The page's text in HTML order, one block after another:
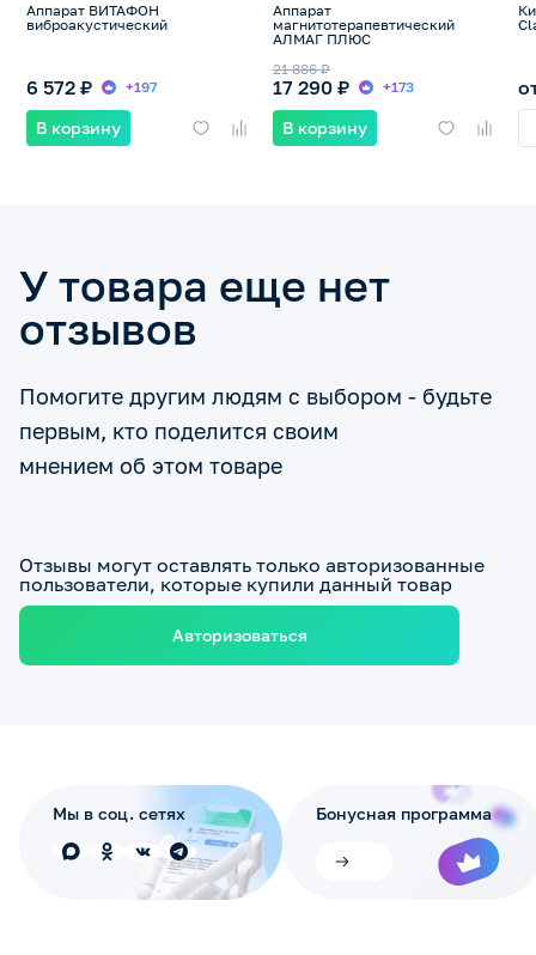
Аппарат ВИТАФОН
виброакустический
6 572 ₽ +197
В корзину
Аппарат
магнитотерапевтический
АЛМАГ ПЛЮС
17 290 ₽
21 886 ₽
+173
В корзину
У товара еще нет
отзывов
Помогите другим людям с выбором - будьте
первым, кто поделится своим
мнением об этом товаре
Отзывы могут оставлять только авторизованные
пользователи, которые купили данный товар
Авторизоваться
Мы в соц. сетях Бонусная программа